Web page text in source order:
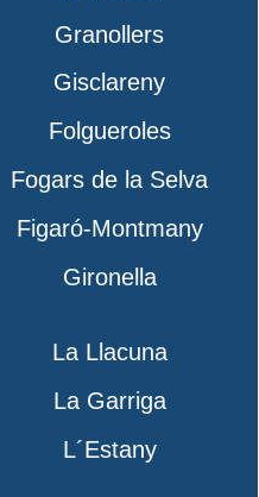
Granollers
Gisclareny
Folgueroles
Fogars de la Selva
Figaró-Montmany
Gironella
La Llacuna
La Garriga
L´Estany